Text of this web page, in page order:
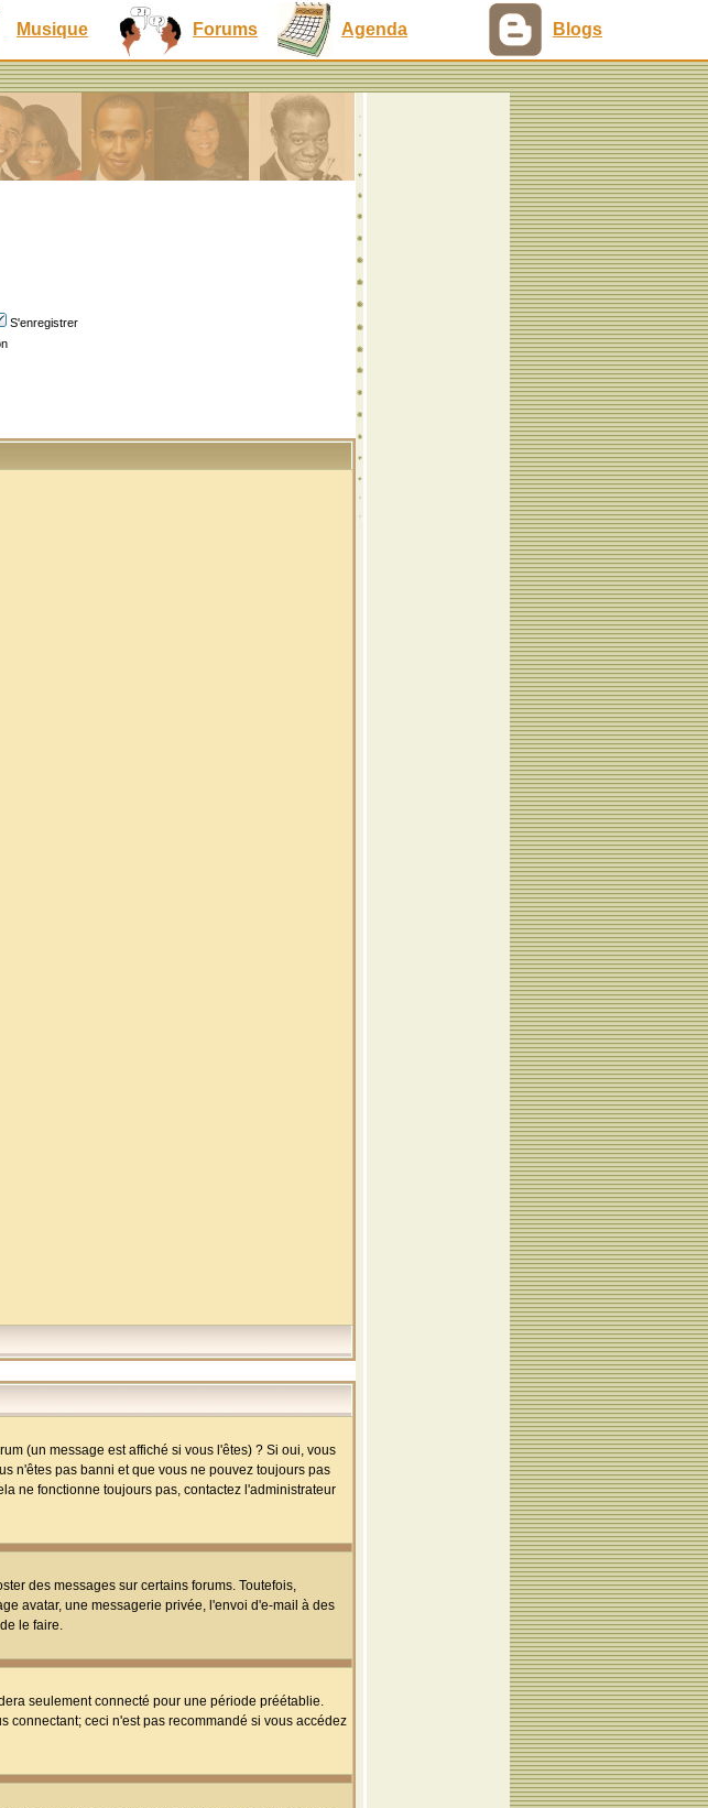
Musique Forums Agenda Blogs
S'enregistrer
(un message est affiché si vous l'êtes) ? Si oui, vous
n'êtes pas banni et que vous ne pouvez toujours pas
ne fonctionne toujours pas, contactez l'administrateur
des messages sur certains forums. Toutefois,
avatar, une messagerie privée, l'envoi d'e-mail à des
le faire.
seulement connecté pour une période préétablie.
connectant; ceci n'est pas recommandé si vous accédez